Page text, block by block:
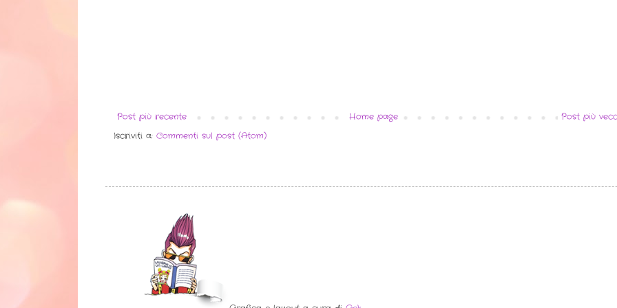
Post più recente Post più
Home page
Iscriviti a: Commenti sul post (Atom)